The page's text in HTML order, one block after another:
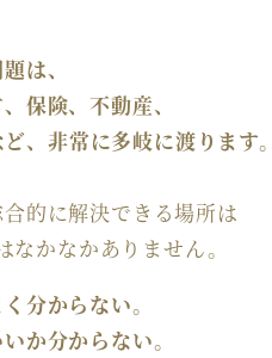
は、
保険、不動産、
、非常に多岐に渡ります。
的に解決できる場所は
かなかありません。
分からない。
か分からない。